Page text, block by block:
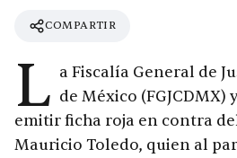
COMPARTIR
L a Fiscalía General de
de México (FGJCDMX)
emitir ficha roja en contra
Mauricio Toledo, quien al